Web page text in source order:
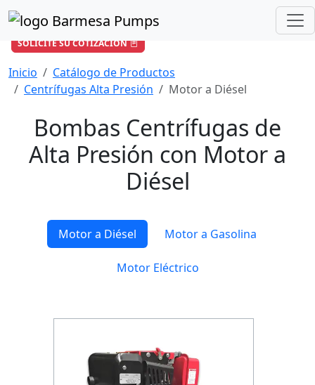
¿Cómo podemos ayudarle?
ventas-co@barmesapumps.com
SOLICITE SU COTIZACIÓN
Inicio
Catálogo de Productos
Centrífugas Alta Presión
Motor a Diésel
Bombas Centrífugas de
Alta Presión con Motor a
Diésel
Motor a Diésel Motor a Gasolina
Motor Eléctrico